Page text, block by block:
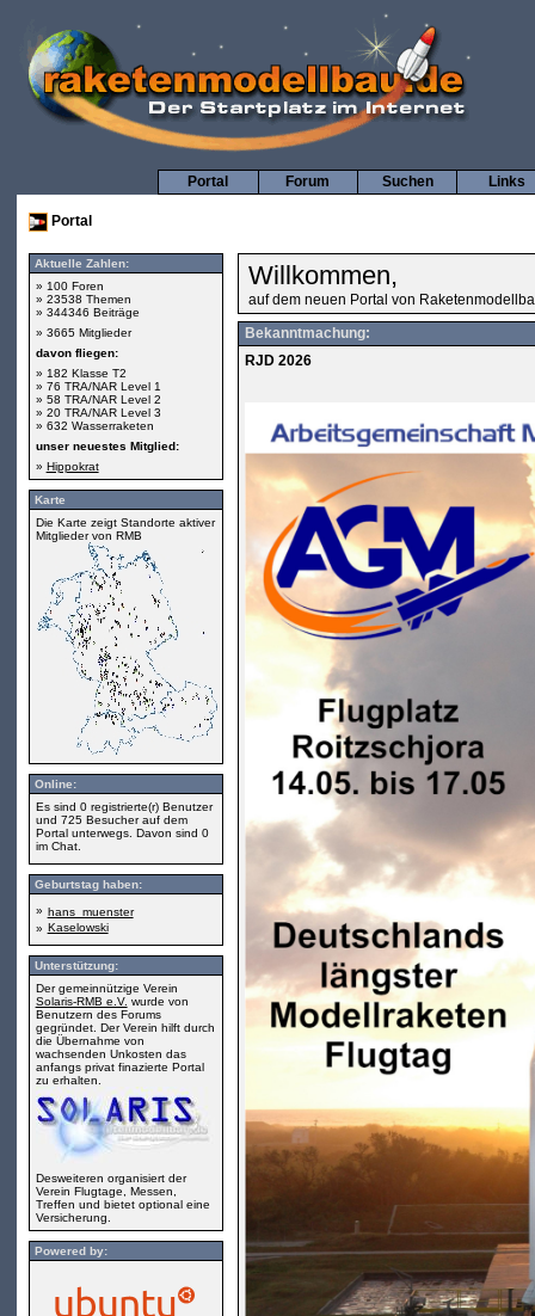
Links
Suchen
Forum
Portal
Portal
Aktuelle Zahlen:
» 100 Foren
» 23538 Themen
» 344346 Beiträge
» 3665 Mitglieder
davon fliegen:
» 182 Klasse T2
» 76 TRA/NAR Level 1
» 58 TRA/NAR Level 2
» 20 TRA/NAR Level 3
» 632 Wasserraketen
unser neuestes Mitglied:
» Hippokrat
Karte
Die Karte zeigt Standorte aktiver
Mitglieder von RMB
Online:
Es sind 0 registrierte(r) Benutzer
und 725 Besucher auf dem
Portal unterwegs. Davon sind 0
im Chat.
Geburtstag haben:
» hans_muenster
» Kaselowski
Unterstützung:
Der gemeinnützige Verein
Solaris-RMB e.V. wurde von
Benutzern des Forums
gegründet. Der Verein hilft durch
die Übernahme von
wachsenden Unkosten das
anfangs privat finazierte Portal
zu erhalten.
Desweiteren organisiert der
Verein Flugtage, Messen,
Treffen und bietet optional eine
Versicherung.
Powered by:
Willkommen,
auf dem neuen Portal von
Bekanntmachung:
RJD 2026